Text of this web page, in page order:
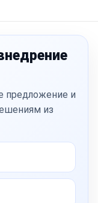
предложение и
из